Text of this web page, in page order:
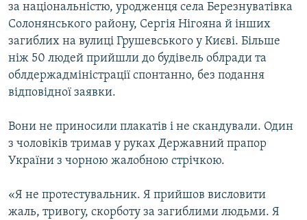
Усі сайти RFE/RL
за національністю, уродженця села Березнуватівка
Солонянського району, Сергія Нігояна й інших
загиблих на вулиці Грушевського у Києві. Більше
ніж 50 людей прийшли до будівель облради та
облдержадміністрації спонтанно, без подання
відповідної заявки.
Вони не приносили плакатів і не скандували. Один
з чоловіків тримав у руках Державний прапор
України з чорною жалобною стрічкою.
«Я не протестувальник. Я прийшов висловити
жаль, тривогу, скорботу за загиблими людьми. Я